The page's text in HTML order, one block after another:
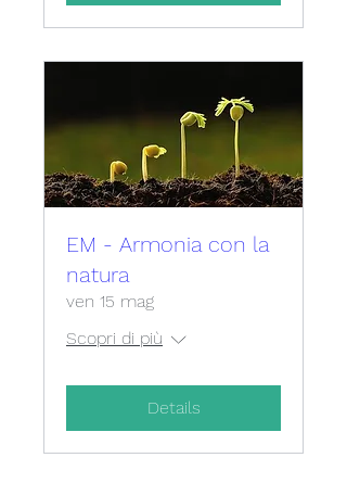
EM - Armonia con la
natura
ven 15 mag
Scopri di più
Details